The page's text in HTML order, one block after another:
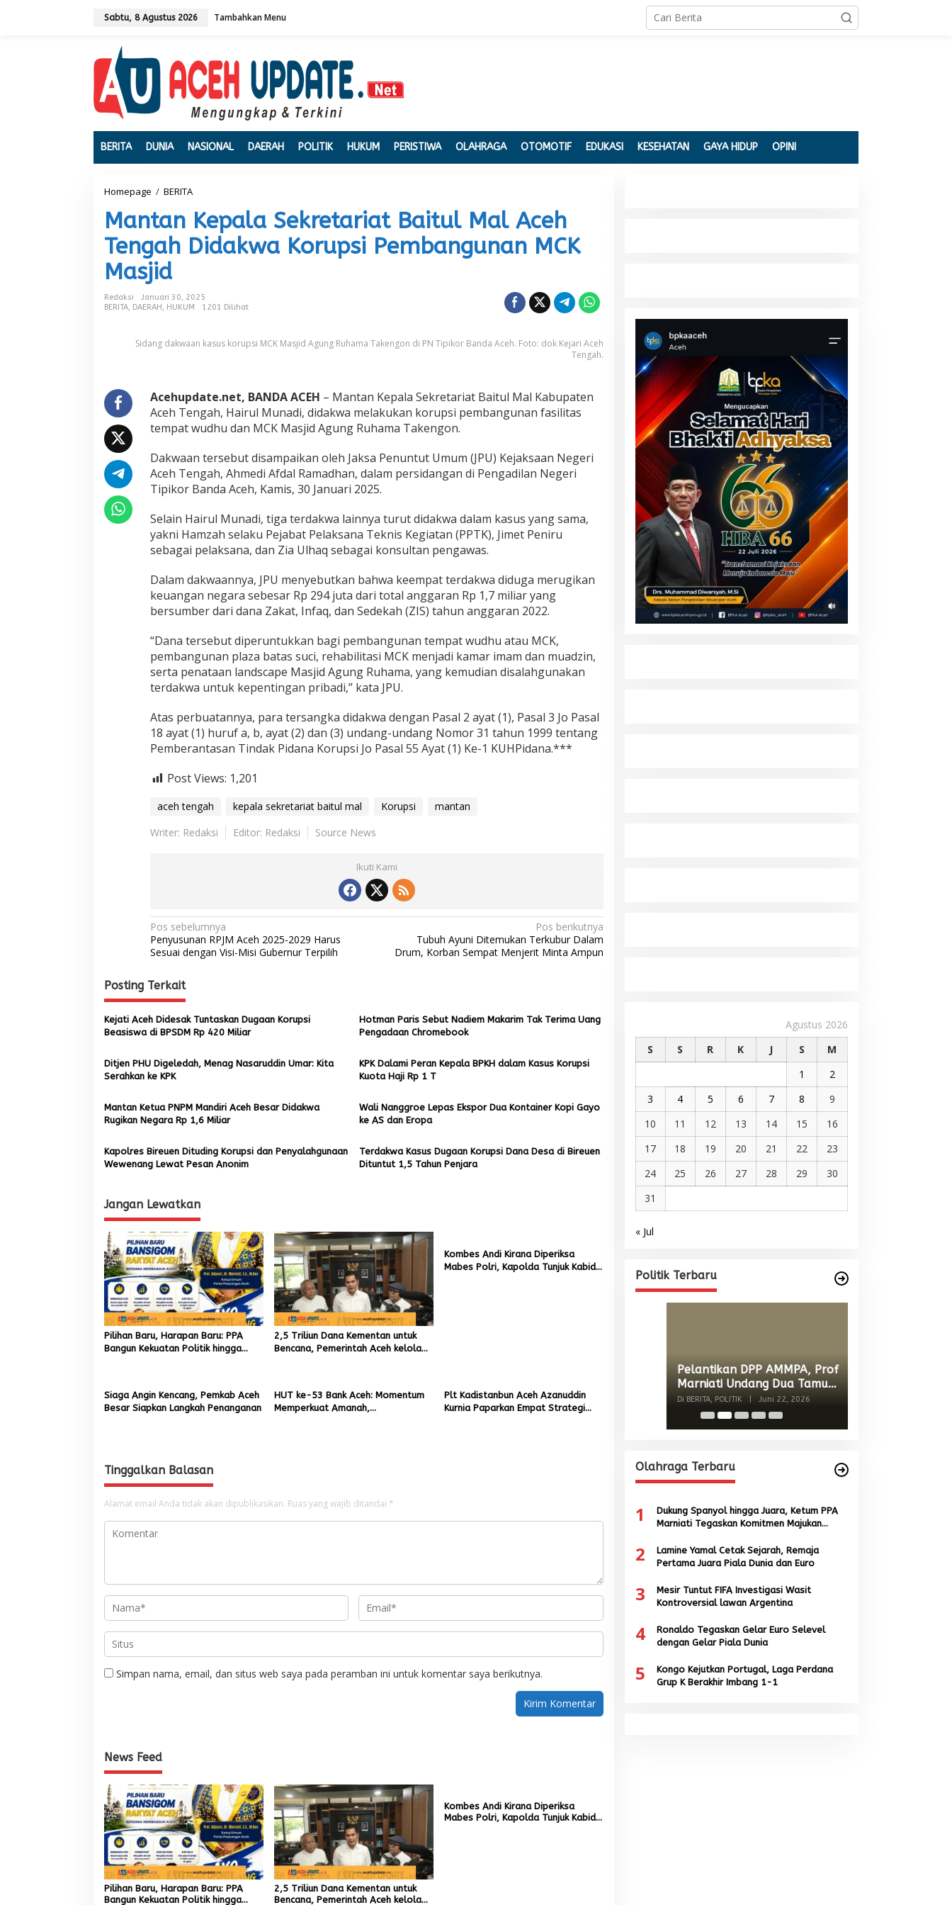
Sabtu, 8 Agustus 2026 Tambahkan Menu
BERITA DUNIA NASIONAL DAERAH POLITIK HUKUM PERISTIWA OLAHRAGA OTOMOTIF EDUKASI KESEHATAN GAYA HIDUP OPINI
Homepage / BERITA
n
t
a
n
p
a
S
e
t
a
r
a
t
B
a
t
u
M
l
A
c
h
e
n
g
h
D
i
d
k
a
K
o
e
m
b
a
a
n
C
s
j
d
Mantan Kepala Sekretariat Baitul Mal Aceh
Tengah Didakwa Korupsi Pembangunan MCK
Masjid
Redaksi
Januari 30, 2025
BERITA, DAERAH, HUKUM 1201 Dilihat
Sidang dakwaan kasus korupsi MCK Masjid Agung Ruhama Takengon di PN Tipikor Banda Aceh. Foto: dok Kejari Aceh
Tengah.
Acehupdate.net, BANDA ACEH – Mantan Kepala Sekretariat Baitul Mal Kabupaten
Aceh Tengah, Hairul Munadi, didakwa melakukan korupsi pembangunan fasilitas
tempat wudhu dan MCK Masjid Agung Ruhama Takengon.
Dakwaan tersebut disampaikan oleh Jaksa Penuntut Umum (JPU) Kejaksaan Negeri
Aceh Tengah, Ahmedi Afdal Ramadhan, dalam persidangan di Pengadilan Negeri
Tipikor Banda Aceh, Kamis, 30 Januari 2025.
Selain Hairul Munadi, tiga terdakwa lainnya turut didakwa dalam kasus yang sama,
yakni Hamzah selaku Pejabat Pelaksana Teknis Kegiatan (PPTK), Jimet Peniru
sebagai pelaksana, dan Zia Ulhaq sebagai konsultan pengawas.
Dalam dakwaannya, JPU menyebutkan bahwa keempat terdakwa diduga merugikan
keuangan negara sebesar Rp 294 juta dari total anggaran Rp 1,7 miliar yang
bersumber dari dana Zakat, Infaq, dan Sedekah (ZIS) tahun anggaran 2022.
“Dana tersebut diperuntukkan bagi pembangunan tempat wudhu atau MCK,
pembangunan plaza batas suci, rehabilitasi MCK menjadi kamar imam dan muadzin,
serta penataan landscape Masjid Agung Ruhama, yang kemudian disalahgunakan
terdakwa untuk kepentingan pribadi,” kata JPU.
Atas perbuatannya, para tersangka didakwa dengan Pasal 2 ayat (1), Pasal 3 Jo Pasal
18 ayat (1) huruf a, b, ayat (2) dan (3) undang-undang Nomor 31 tahun 1999 tentang
Pemberantasan Tindak Pidana Korupsi Jo Pasal 55 Ayat (1) Ke-1 KUHPidana.***
Post Views: 1,201
aceh tengah kepala sekretariat baitul mal Korupsi
mantan
Writer: Redaksi
Editor: Redaksi Source News
Ikuti Kami
N
a
i
g
a
i
o
s
Pos sebelumnya
Penyusunan RPJM Aceh 2025-2029 Harus
Sesuai dengan Visi-Misi Gubernur Terpilih
Pos berikutnya
Tubuh Ayuni Ditemukan Terkubur Dalam
Drum, Korban Sempat Menjerit Minta Ampun
Posting Terkait
Kejati Aceh Didesak Tuntaskan Dugaan Korupsi
Beasiswa di BPSDM Rp 420 Miliar
Hotman Paris Sebut Nadiem Makarim Tak Terima Uang
Pengadaan Chromebook
Ditjen PHU Digeledah, Menag Nasaruddin Umar: Kita
Serahkan ke KPK
KPK Dalami Peran Kepala BPKH dalam Kasus Korupsi
Kuota Haji Rp 1 T
Mantan Ketua PNPM Mandiri Aceh Besar Didakwa
Rugikan Negara Rp 1,6 Miliar
Wali Nanggroe Lepas Ekspor Dua Kontainer Kopi Gayo
ke AS dan Eropa
Kapolres Bireuen Dituding Korupsi dan Penyalahgunaan
Wewenang Lewat Pesan Anonim
Terdakwa Kasus Dugaan Korupsi Dana Desa di Bireuen
Dituntut 1,5 Tahun Penjara
Jangan Lewatkan
Pilihan Baru, Harapan Baru: PPA
Bangun Kekuatan Politik hingga
2,5 Triliun Dana Kementan untuk
Bencana, Pemerintah Aceh kelola
Kombes Andi Kirana Diperiksa
Mabes Polri, Kapolda Tunjuk Kabid
Siaga Angin Kencang, Pemkab Aceh
Besar Siapkan Langkah Penanganan
HUT ke-53 Bank Aceh: Momentum
Memperkuat Amanah,
Plt Kadistanbun Aceh Azanuddin
Kurnia Paparkan Empat Strategi
Tinggalkan Balasan
Alamat email Anda tidak akan dipublikasikan. Ruas yang wajib ditandai *
Simpan nama, email, dan situs web saya pada peramban ini untuk komentar saya berikutnya.
News Feed
Pilihan Baru, Harapan Baru: PPA
Bangun Kekuatan Politik hingga
2,5 Triliun Dana Kementan untuk
Bencana, Pemerintah Aceh kelola
Kombes Andi Kirana Diperiksa
Mabes Polri, Kapolda Tunjuk Kabid
Agustus 2026
S
S R K J S
M
1
2
3
4 5 6 7 8
9
10
11 12 13 14 15
16
17
18 19 20 21 22
23
24
25 26 27 28 29
30
31
« Jul
Politik Terbaru
Ketua Partai Aceh Nagan Raya
Di BERITA, POLITIK | Juli 30, 2026
Internasional dari Spanyol dan
Malaysia
Di BERITA, POLITIK
Olahraga Terbaru
1
Dukung Spanyol hingga Juara, Ketum PPA
Marniati Tegaskan Komitmen Majukan
2
Lamine Yamal Cetak Sejarah, Remaja
Pertama Juara Piala Dunia dan Euro
3
Mesir Tuntut FIFA Investigasi Wasit
Kontroversial lawan Argentina
4
Ronaldo Tegaskan Gelar Euro Selevel
dengan Gelar Piala Dunia
5
Kongo Kejutkan Portugal, Laga Perdana
Grup K Berakhir Imbang 1-1